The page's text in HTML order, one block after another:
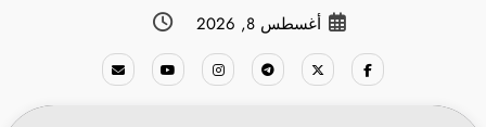
أغسطس 8, 2026